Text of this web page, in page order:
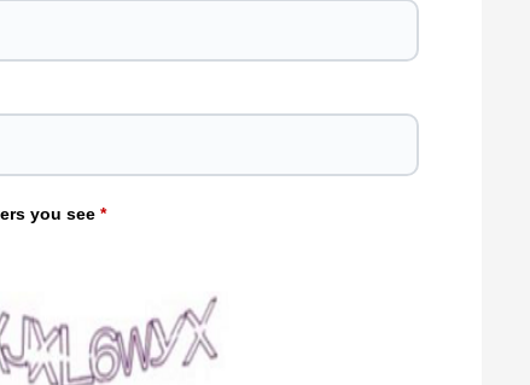
you see